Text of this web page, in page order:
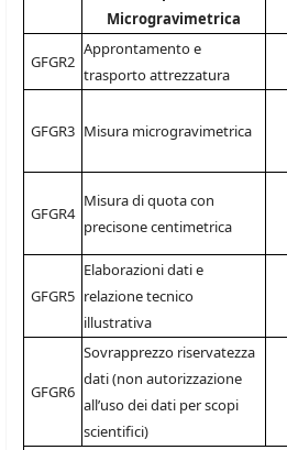
Microgravimetrica
GFGR2
Approntamento e
trasporto attrezzatura
GFGR3 Misura microgravimetrica
GFGR4
Misura di quota con
precisone centimetrica
GFGR5
Elaborazioni dati e
relazione tecnico
illustrativa
GFGR6
Sovrapprezzo riservatezza
dati (non autorizzazione
all’uso dei dati per scopi
scientifici)